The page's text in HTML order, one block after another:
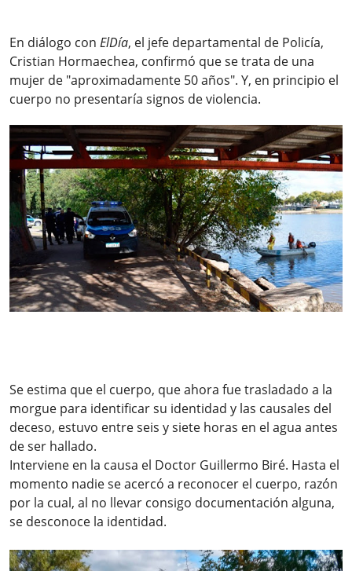
En diálogo con ElDía, el jefe departamental de Policía,
Cristian Hormaechea, confirmó que se trata de una
mujer de "aproximadamente 50 años". Y, en principio el
cuerpo no presentaría signos de violencia.
Se estima que el cuerpo, que ahora fue trasladado a la
morgue para identificar su identidad y las causales del
deceso, estuvo entre seis y siete horas en el agua antes
de ser hallado.
Interviene en la causa el Doctor Guillermo Biré. Hasta el
momento nadie se acercó a reconocer el cuerpo, razón
por la cual, al no llevar consigo documentación alguna,
se desconoce la identidad.